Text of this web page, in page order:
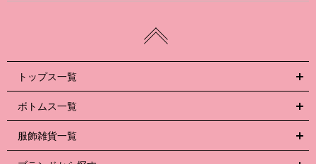
トップス一覧
ボトムス一覧
服飾雑貨一覧